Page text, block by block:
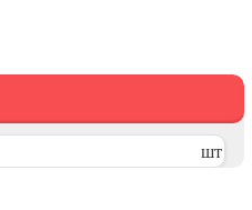
шт